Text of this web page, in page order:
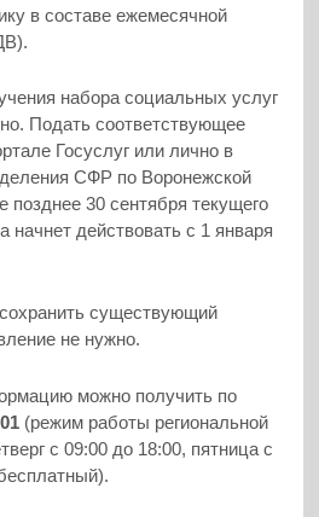
в составе ежемесячной
набора социальных услуг
Подать соответствующее
Госуслуг или лично в
СФР по Воронежской
30 сентября текущего
действовать с 1 января
существующий
не нужно.
можно получить по
(режим работы региональной
с 09:00 до 18:00, пятница с